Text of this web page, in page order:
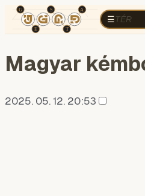
☰TÉR
TÉR
Magyar
2025. 05. 12. 20:53